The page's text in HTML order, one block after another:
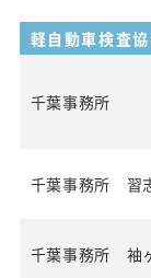
軽自動車検査
千葉事務所
千葉事務所 習
千葉事務所 袖